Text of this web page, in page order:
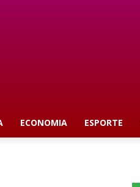
ECONOMIA ESPORTE